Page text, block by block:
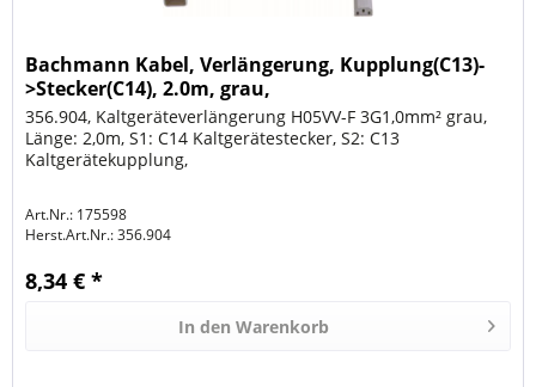
Bachmann Kabel, Verlängerung, Kupplung(C13)-
>Stecker(C14), 2.0m, grau,
356.904, Kaltgeräteverlängerung H05VV-F 3G1,0mm² grau,
Länge: 2,0m, S1: C14 Kaltgerätestecker, S2: C13
Kaltgerätekupplung,
Art.Nr.: 175598
Herst.Art.Nr.:356.904
8,34 € *
In den Warenkorb